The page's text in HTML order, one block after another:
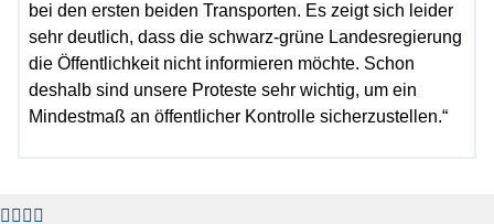
bei den ersten beiden Transporten. Es zeigt sich leider
sehr deutlich, dass die schwarz-grüne Landesregierung
die Öffentlichkeit nicht informieren möchte. Schon
deshalb sind unsere Proteste sehr wichtig, um ein
Mindestmaß an öffentlicher Kontrolle sicherzustellen.“
ooää